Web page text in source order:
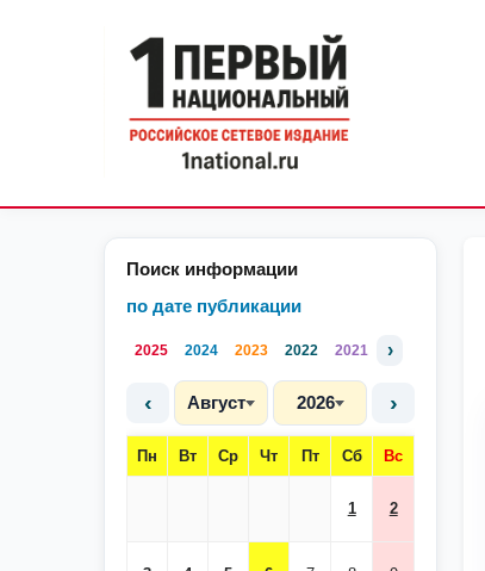
Поиск информации
по дате публикации
2025 2024 2023 2022 2021 ›
‹ Август 2026 ›
Пн Вт Ср Чт Пт Сб Вс
1 2